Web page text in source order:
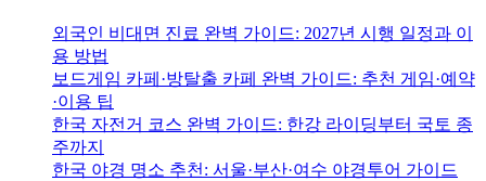
외국인 비대면 진료 완벽 가이드: 2027년 시행 일정과 이
용 방법
보드게임 카페·방탈출 카페 완벽 가이드: 추천 게임·예약
·이용 팁
한국 자전거 코스 완벽 가이드: 한강 라이딩부터 국토 종
주까지
한국 야경 명소 추천: 서울·부산·여수 야경투어 가이드